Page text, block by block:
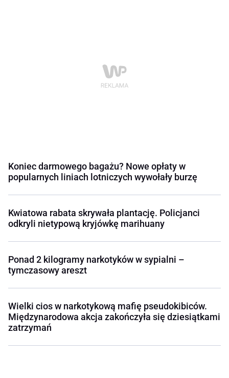
Koniec darmowego bagażu? Nowe opłaty w
popularnych liniach lotniczych wywołały burzę
Kwiatowa rabata skrywała plantację. Policjanci
odkryli nietypową kryjówkę marihuany
Ponad 2 kilogramy narkotyków w sypialni –
tymczasowy areszt
Wielki cios w narkotykową mafię pseudokibiców.
Międzynarodowa akcja zakończyła się dziesiątkami
zatrzymań